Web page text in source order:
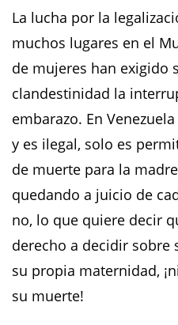
La lucha por la
muchos lugares en el
de mujeres han exigido
clandestinidad la
embarazo. En
y es ilegal, solo es
de muerte para la
quedando a juicio de
no, lo que quiere decir
derecho a decidir sobre
su propia maternidad,
su muerte!